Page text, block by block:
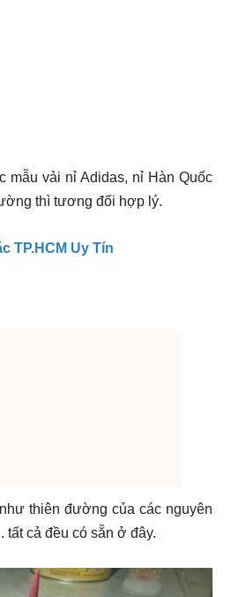
mẫu vải nỉ Adidas, nỉ Hàn Quốc
thì tương đối hợp lý.
TP.HCM Uy Tín
thiên đường của các nguyên
tất cả đều có sẵn ở đây.